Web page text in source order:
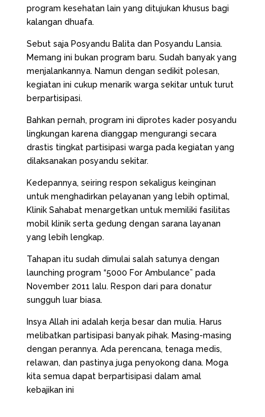
program kesehatan lain yang ditujukan khusus bagi
kalangan dhuafa.
Sebut saja Posyandu Balita dan Posyandu Lansia.
Memang ini bukan program baru. Sudah banyak yang
menjalankannya. Namun dengan sedikit polesan,
kegiatan ini cukup menarik warga sekitar untuk turut
berpartisipasi.
Bahkan pernah, program ini diprotes kader posyandu
lingkungan karena dianggap mengurangi secara
drastis tingkat partisipasi warga pada kegiatan yang
dilaksanakan posyandu sekitar.
Kedepannya, seiring respon sekaligus keinginan
untuk menghadirkan pelayanan yang lebih optimal,
Klinik Sahabat menargetkan untuk memiliki fasilitas
mobil klinik serta gedung dengan sarana layanan
yang lebih lengkap.
Tahapan itu sudah dimulai salah satunya dengan
launching program “5000 For Ambulance” pada
November 2011 lalu. Respon dari para donatur
sungguh luar biasa.
Insya Allah ini adalah kerja besar dan mulia. Harus
melibatkan partisipasi banyak pihak. Masing-masing
dengan perannya. Ada perencana, tenaga medis,
relawan, dan pastinya juga penyokong dana. Moga
kita semua dapat berpartisipasi dalam amal
kebajikan ini